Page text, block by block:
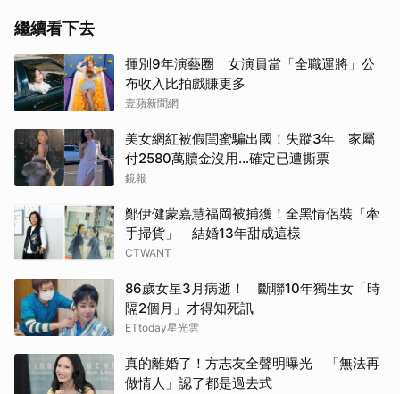
繼續看下去
揮別9年演藝圈 女演員當「全職運將」公
布收入比拍戲賺更多
壹蘋新聞網
美女網紅被假閨蜜騙出國！失蹤3年 家屬
付2580萬贖金沒用…確定已遭撕票
鏡報
鄭伊健蒙嘉慧福岡被捕獲！全黑情侶裝「牽
手掃貨」 結婚13年甜成這樣
CTWANT
86歲女星3月病逝！ 斷聯10年獨生女「時
隔2個月」才得知死訊
ETtoday星光雲
真的離婚了！方志友全聲明曝光 「無法再
做情人」認了都是過去式